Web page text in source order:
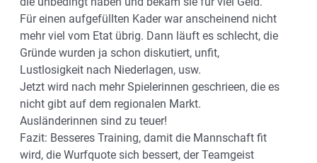
Für einen aufgefüllten Kader war anscheinend nicht
mehr viel vom Etat übrig. Dann läuft es schlecht, die
Gründe wurden ja schon diskutiert, unfit,
Lustlosigkeit nach Niederlagen, usw.
Jetzt wird nach mehr Spielerinnen geschrieen, die es
nicht gibt auf dem regionalen Markt.
Ausländerinnen sind zu teuer!
Fazit: Besseres Training, damit die Mannschaft fit
wird, die Wurfquote sich bessert, der Teamgeist